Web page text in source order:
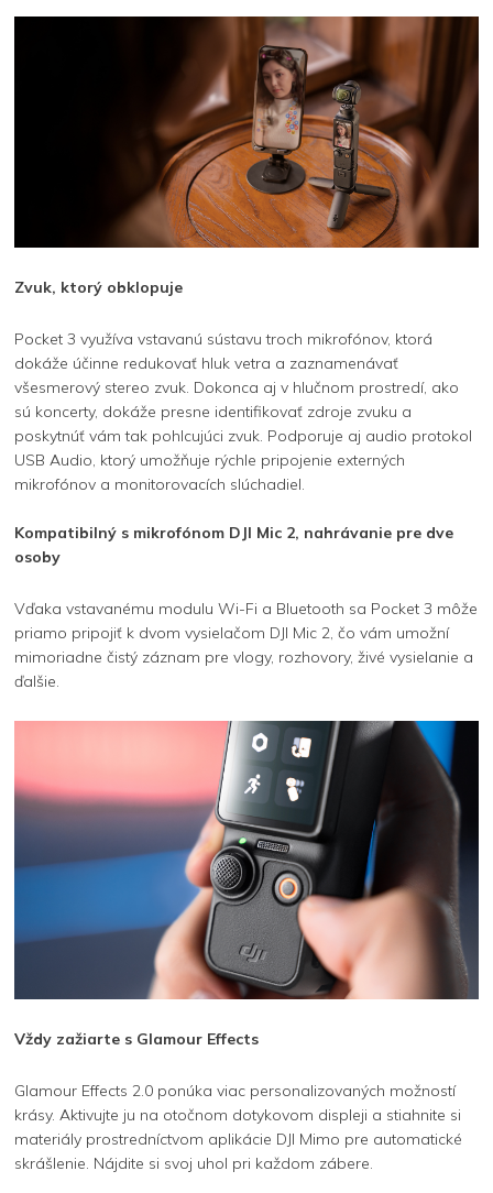
Zvuk, ktorý obklopuje
Pocket 3 využíva vstavanú sústavu troch mikrofónov, ktorá
dokáže účinne redukovať hluk vetra a zaznamenávať
všesmerový stereo zvuk. Dokonca aj v hlučnom prostredí, ako
sú koncerty, dokáže presne identifikovať zdroje zvuku a
poskytnúť vám tak pohlcujúci zvuk. Podporuje aj audio protokol
USB Audio, ktorý umožňuje rýchle pripojenie externých
mikrofónov a monitorovacích slúchadiel.
Kompatibilný s mikrofónom DJI Mic 2, nahrávanie pre dve
osoby
Vďaka vstavanému modulu Wi-Fi a Bluetooth sa Pocket 3 môže
priamo pripojiť k dvom vysielačom DJI Mic 2, čo vám umožní
mimoriadne čistý záznam pre vlogy, rozhovory, živé vysielanie a
ďalšie.
Vždy zažiarte s Glamour Effects
Glamour Effects 2.0 ponúka viac personalizovaných možností
krásy. Aktivujte ju na otočnom dotykovom displeji a stiahnite si
materiály prostredníctvom aplikácie DJI Mimo pre automatické
skrášlenie. Nájdite si svoj uhol pri každom zábere.